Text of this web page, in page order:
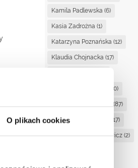
O plikach cookies
Kamila Padlewska (6)
Kasia Zadrożna (1)
Katarzyna Poznańska (12)
Klaudia Chojnacka (17)
(10)
(87)
Magdalena Dzienisik (17)
Magdalena Kaczanowicz (2)
Marta Kucińska